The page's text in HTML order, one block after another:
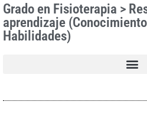
Grado en Fisioterapia >
aprendizaje
Habilidades)